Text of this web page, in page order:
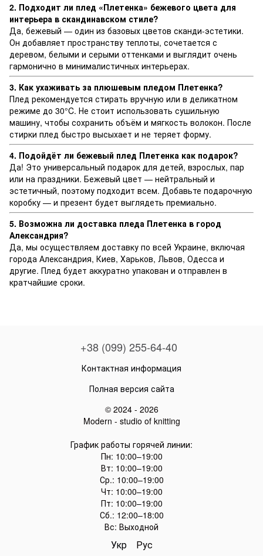
2. Подходит ли плед «Плетенка» бежевого цвета для
интерьера в скандинавском стиле?
Да, бежевый — один из базовых цветов сканди-эстетики.
Он добавляет пространству теплоты, сочетается с
деревом, белыми и серыми оттенками и выглядит очень
гармонично в минималистичных интерьерах.
3. Как ухаживать за плюшевым пледом Плетенка?
Плед рекомендуется стирать вручную или в деликатном
режиме до 30°C. Не стоит использовать сушильную
машину, чтобы сохранить объём и мягкость волокон. После
стирки плед быстро высыхает и не теряет форму.
4. Подойдёт ли бежевый плед Плетенка как подарок?
Да! Это универсальный подарок для детей, взрослых, пар
или на праздники. Бежевый цвет — нейтральный и
эстетичный, поэтому подходит всем. Добавьте подарочную
коробку — и презент будет выглядеть премиально.
5. Возможна ли доставка пледа Плетенка в город
Александрия?
Да, мы осуществляем доставку по всей Украине, включая
города Александрия, Киев, Харьков, Львов, Одесса и
другие. Плед будет аккуратно упакован и отправлен в
кратчайшие сроки.
+38 (099) 255-64-40
Контактная информация
Полная версия сайта
© 2024 - 2026
Modern - studio of knitting
График работы горячей линии:
Пн: 10:00–19:00
Вт: 10:00–19:00
Ср.: 10:00–19:00
Чт: 10:00–19:00
Пт: 10:00–19:00
Сб.: 12:00–18:00
Вс: Выходной
Укр Рус